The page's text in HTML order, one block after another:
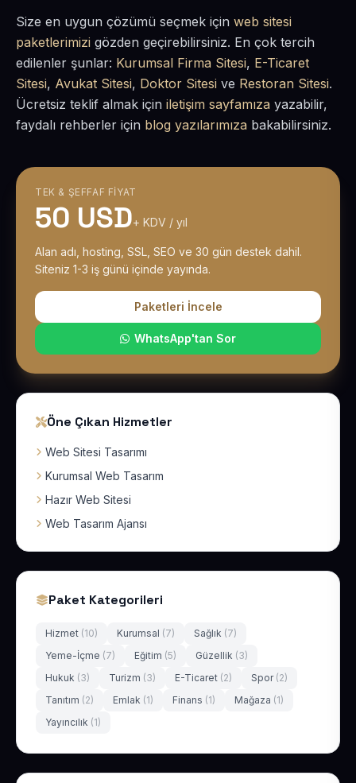
Size en uygun çözümü seçmek için web sitesi
paketlerimizi gözden geçirebilirsiniz. En çok tercih
edilenler şunlar: Kurumsal Firma Sitesi, E-Ticaret
Sitesi, Avukat Sitesi, Doktor Sitesi ve Restoran Sitesi.
Ücretsiz teklif almak için iletişim sayfamıza yazabilir,
faydalı rehberler için blog yazılarımıza bakabilirsiniz.
TEK & ŞEFFAF FIYAT
50 USD+ KDV / yıl
Alan adı, hosting, SSL, SEO ve 30 gün destek dahil.
Siteniz 1-3 iş günü içinde yayında.
Paketleri İncele
WhatsApp'tan Sor
Öne Çıkan Hizmetler
Web Sitesi Tasarımı
Kurumsal Web Tasarım
Hazır Web Sitesi
Web Tasarım Ajansı
Paket Kategorileri
Hizmet (10) Kurumsal (7) Sağlık (7)
Yeme-İçme (7) Eğitim (5) Güzellik (3)
Hukuk (3) Turizm (3) E-Ticaret (2) Spor (2)
Tanıtım (2) Emlak (1) Finans (1) Mağaza (1)
Yayıncılık (1)